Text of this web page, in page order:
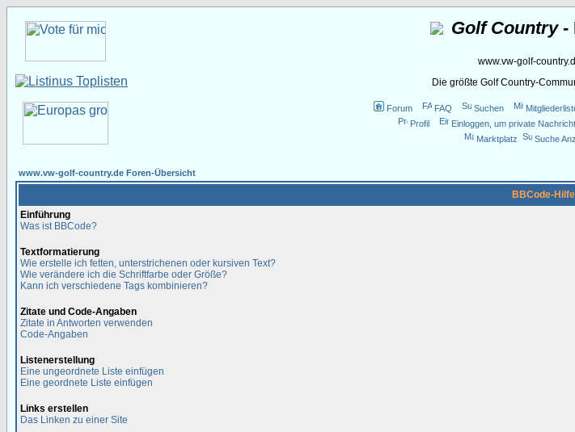
Golf Country-
www.vw-golf-
Die größte Golf Country-
Forum FAQ Suchen
Profil
Einloggen, um private
Marktplatz
Suche
www.vw-golf-country.de Foren-Übersicht
BBCode-Hilfe
Einführung
Was ist BBCode?
Textformatierung
Wie erstelle ich fetten, unterstrichenen oder kursiven Text?
Wie verändere ich die Schriftfarbe oder Größe?
Kann ich verschiedene Tags kombinieren?
Zitate und Code-Angaben
Zitate in Antworten verwenden
Code-Angaben
Listenerstellung
Eine ungeordnete Liste einfügen
Eine geordnete Liste einfügen
Links erstellen
Das Linken zu einer Site